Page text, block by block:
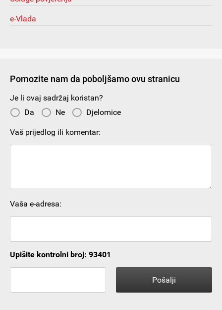
e-Vlada
Pomozite nam da poboljšamo ovu stranicu
Je li ovaj sadržaj koristan?
Da
Ne Djelomice
Vaš prijedlog ili komentar:
Vaša e-adresa:
Upišite kontrolni broj: 93401